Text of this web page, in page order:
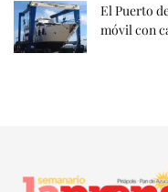
El Puerto
móvil con